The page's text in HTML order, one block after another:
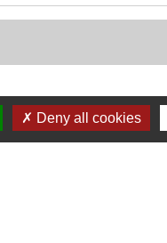
Deny all cookies